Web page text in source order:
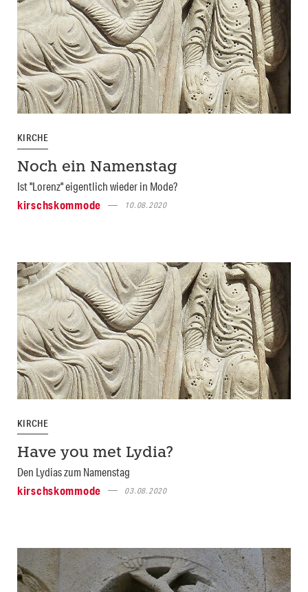
KIRCHE
Noch ein Namenstag
Ist "Lorenz" eigentlich wieder in Mode?
kirschskommode
10.08.2020
KIRCHE
Have you met Lydia?
Den Lydias zum Namenstag
kirschskommode
03.08.2020